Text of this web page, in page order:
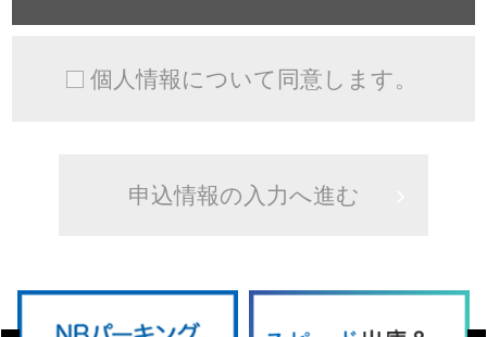
個人情報について同意します。